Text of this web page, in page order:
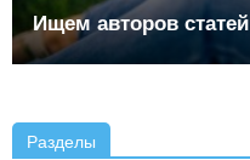
Ищем авторов статей
Разделы